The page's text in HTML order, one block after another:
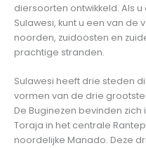
diersoorten ontwikkeld. Als
Sulawesi, kunt u een van de
noorden, zuidoosten en
prachtige stranden.
Sulawesi heeft drie steden
vormen van de drie
De Buginezen bevinden zich
Toraja in het centrale
noordelijke Manado. Deze